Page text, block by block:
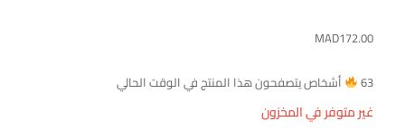
MAD172.00
63 أشخاص يتصفحون هذا المنتج في الوقت الحالي
غير متوفر في المخزون